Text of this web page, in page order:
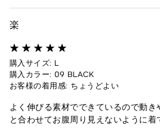
楽
購入サイズ: L
購入カラー: 09 BLACK
お客様の着用感: ちょうどよい
よく伸びる素材でできているので動き
と合わせてお腹周り見えないように着